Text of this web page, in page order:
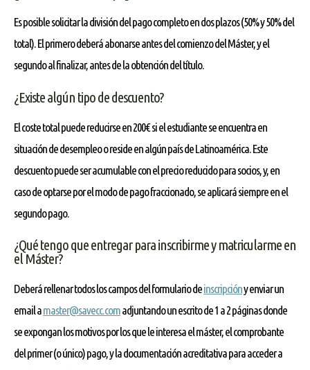
Es posible solicitar la división del pago completo en dos plazos (50% y 50% del
total). El primero deberá abonarse antes del comienzo del Máster, y el
segundo al finalizar, antes de la obtención del título.
¿Existe algún tipo de descuento?
El coste total puede reducirse en 200€ si el estudiante se encuentra en
situación de desempleo o reside en algún país de Latinoamérica. Este
descuento puede ser acumulable con el precio reducido para socios, y, en
caso de optarse por el modo de pago fraccionado, se aplicará siempre en el
segundo pago.
¿Qué tengo que entregar para inscribirme y matricularme en
el Máster?
Deberá rellenar todos los campos del formulario deinscripcióny enviar un
email amaster@savecc.comadjuntando un escrito de 1 a 2 páginas donde
se expongan los motivos por los que le interesa el máster, el comprobante
del primer (o único) pago, y la documentación acreditativa para acceder a